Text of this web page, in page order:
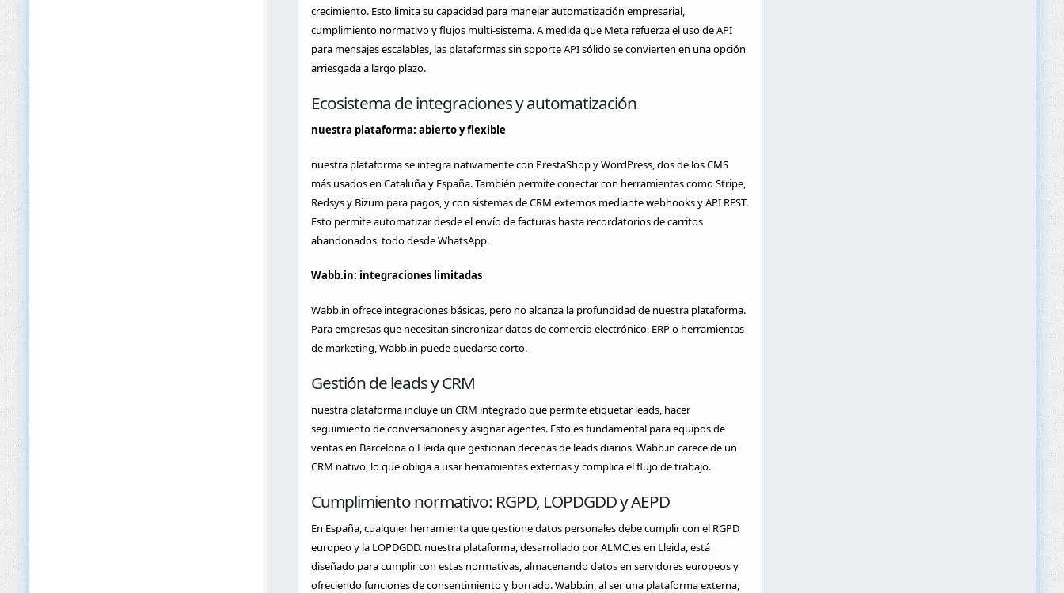
crecimiento. Esto limita su capacidad para manejar automatización empresarial,
cumplimiento normativo y flujos multi-sistema. A medida que Meta refuerza el uso de API
para mensajes escalables, las plataformas sin soporte API sólido se convierten en una opción
arriesgada a largo plazo.
Ecosistema de integraciones y automatización
nuestra plataforma: abierto y flexible
nuestra plataforma se integra nativamente con PrestaShop y WordPress, dos de los CMS
más usados en Cataluña y España. También permite conectar con herramientas como Stripe,
Redsys y Bizum para pagos, y con sistemas de CRM externos mediante webhooks y API REST.
Esto permite automatizar desde el envío de facturas hasta recordatorios de carritos
abandonados, todo desde WhatsApp.
Wabb.in: integraciones limitadas
Wabb.in ofrece integraciones básicas, pero no alcanza la profundidad de nuestra plataforma.
Para empresas que necesitan sincronizar datos de comercio electrónico, ERP o herramientas
de marketing, Wabb.in puede quedarse corto.
Gestión de leads y CRM
nuestra plataforma incluye un CRM integrado que permite etiquetar leads, hacer
seguimiento de conversaciones y asignar agentes. Esto es fundamental para equipos de
ventas en Barcelona o Lleida que gestionan decenas de leads diarios. Wabb.in carece de un
CRM nativo, lo que obliga a usar herramientas externas y complica el flujo de trabajo.
Cumplimiento normativo: RGPD, LOPDGDD y AEPD
En España, cualquier herramienta que gestione datos personales debe cumplir con el RGPD
europeo y la LOPDGDD. nuestra plataforma, desarrollado por ALMC.es en Lleida, está
diseñado para cumplir con estas normativas, almacenando datos en servidores europeos y
ofreciendo funciones de consentimiento y borrado. Wabb.in, al ser una plataforma externa,